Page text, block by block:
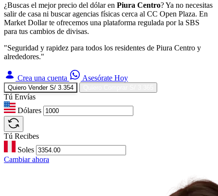
¿Buscas el mejor precio del dólar en Piura Centro? Ya no necesitas
salir de casa ni buscar agencias físicas cerca al CC Open Plaza. En
Market Dollar te ofrecemos una plataforma regulada por la SBS
para tus cambios de divisas.
"Seguridad y rapidez para todos los residentes de Piura Centro y
alrededores."
Crea una cuenta Asesórate Hoy
Quiero Vender S/ 3.354
Tú Envías
Dólares
Tú Recibes
Soles
Cambiar ahora